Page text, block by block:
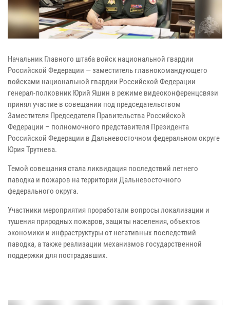
Начальник Главного штаба войск национальной гвардии
Российской Федерации — заместитель главнокомандующего
войсками национальной гвардии Российской Федерации
генерал-полковник Юрий Яшин в режиме видеоконференцсвязи
принял участие в совещании под председательством
Заместителя Председателя Правительства Российской
Федерации – полномочного представителя Президента
Российской Федерации в Дальневосточном федеральном округе
Юрия Трутнева.
Темой совещания стала ликвидация последствий летнего
паводка и пожаров на территории Дальневосточного
федерального округа.
Участники мероприятия проработали вопросы локализации и
тушения природных пожаров, защиты населения, объектов
экономики и инфраструктуры от негативных последствий
паводка, а также реализации механизмов государственной
поддержки для пострадавших.